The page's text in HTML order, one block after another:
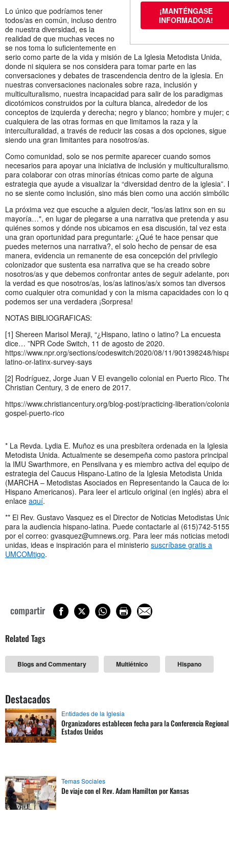
¡MANTÉNGASE
INFORMADO/A!
Lo único que podríamos tener
todos/as en común, incluso dentro
de nuestra diversidad, es la
realidad de que muchas veces no
se nos toma lo suficientemente en
serio como parte de la vida y misión de La Iglesia Metodista Unida,
donde ni siquiera se nos considera para tomar parte en las
conversaciones y debates de trascendencia dentro de la iglesia. En
nuestras conversaciones nacionales sobre raza, inclusión y
multiculturalismo, nuestra incapacidad para salir de los paradigmas
dicotómicos construidos por la cultura blanca, alrededor de los
conceptos de izquierda y derecha; negro y blanco; hombre y mujer;
cualquiera de las otras formas en que limitamos la raza y la
interculturalidad, a través de reducir las cosas a dos opciones, sigue
siendo una gran limitantes para nosotros/as.
Como comunidad, solo se nos permite aparecer cuando somos
necesarios para apoyar una iniciativa de inclusión y
para colaborar con otras minorías étnicas como parte de alguna
estrategia que ayude a visualizar la “diversidad dentro de la iglesia”.
no se siente como inclusión, sino más bien como una acción
La próxima vez que escuche a alguien decir, "los/as latinx son en su
mayoría…", en lugar de plegarse a una narrativa que pretenda y
quiénes somos y dónde nos ubicamos en esa discusión, tal vez esta
una gran oportunidad para preguntarle: ¿Qué te hace pensar que
puedes meternos una narrativa?, el solo hecho de pensar de esa
manera, evidencia un remanente de esa concepción del privilegio
colonizador que sustenta esa narrativa que se ha creado sobre
nosotros/as y que debemos confrontar antes de seguir adelante,
la verdad es que nosotros/as, los/as latinos/as/x somos tan diversos
como cualquier otra comunidad y con la misma capacidades con lo
podemos ser una verdadera ¡Sorpresa!
NOTAS BIBLIOGRAFICAS:
[1] Shereen Marisol Meraji, “¿Hispano, latino o latino? La encuesta
dice… ”NPR Code Switch, 11 de agosto de 2020.
https://www.npr.org/sections/codeswitch/2020/08/11/901398248/
latino-or-latinx-survey-says
[2] Rodríguez, Jorge Juan V El evangelio colonial en Puerto Rico.
Christian Century, 3 de enero de 2017.
https://www.christiancentury.org/blog-post/practicing-liberation/
gospel-puerto-rico
* La Revda. Lydia E. Muñoz es una presbítera ordenada en la Iglesia
Metodista Unida. Actualmente se desempeña como pastora
la IMU Swarthmore, en Pensilvana y es miembro activa del equipo
estrategia del Caucus Hispano-Latino de la Iglesia Metodista Unida
(MARCHA – Metodistas Asociados en Representando la Cauca de
Hispano Americanos). Para leer el articulo original (en inglés) abra el
enlace aquí.
** El Rev. Gustavo Vasquez es el Director de Noticias Metodistas
para la audiencia hispano-latina. Puede contactarle al (615)742-
por el correo: gvasquez@umnews.org. Para leer más noticias
unidas, ideas e inspiración para el ministerio suscríbase gratis a
UMCOMtigo.
compartir
Related Tags
Blogs and Commentary Multiétnico Hispano
Destacados
Entidades de la Iglesia
Organizadores establecen fecha para la Conferencia
Estados Unidos
Temas Sociales
De viaje con el Rev. Adam Hamilton por Kansas